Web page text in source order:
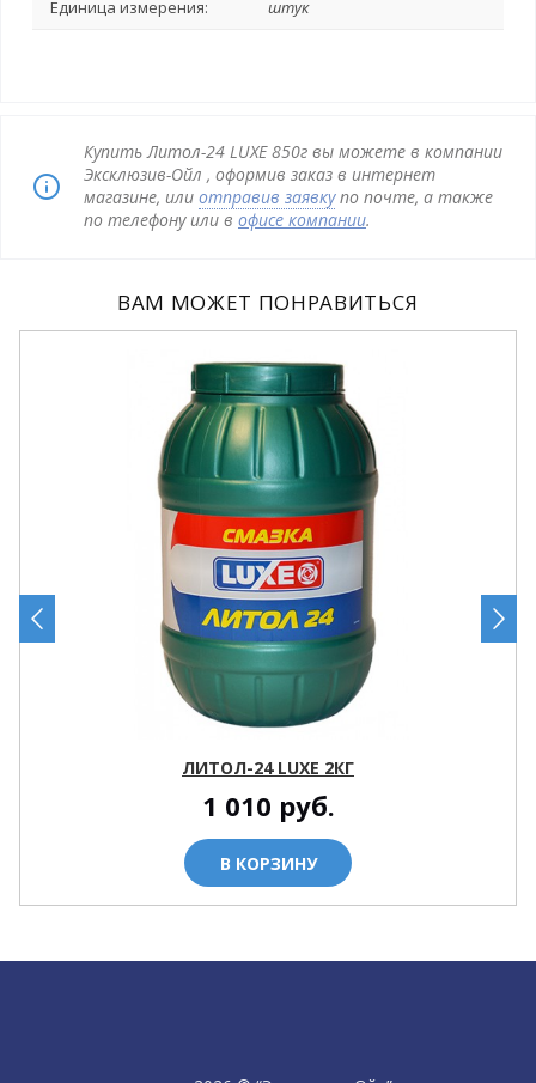
Единица измерения: штук
Купить Литол-24 LUXE 850г вы можете в компании
Эксклюзив-Ойл , оформив заказ в интернет
магазине, или отправив заявкупо почте, а также
по телефону или в офисе компании.
ВАМ МОЖЕТ ПОНРАВИТЬСЯ
ЛИТОЛ-24 LUXE 2КГ
1 010 руб.
В КОРЗИНУ